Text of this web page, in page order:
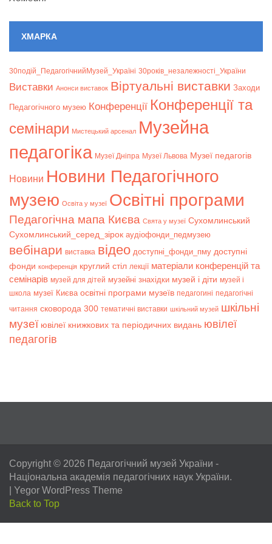
ХМАРКА
30подій_ПедагогічнийМузей_Україні 30років_незалежності_України
Bиставки Анонси виставок Віртуальні виставки Заходи
Педагогічного музею Конференції Конференції та
семінари Мистецький арсенал Музейна
педагогіка Музеї Дніпра Музеї Львова Музеї педагогів
Новини Новини Педагогічного
музею Освіта у музеї Освітні програми
Педагогічна мапа Києва Свята у музеї Сухомлинський
Сухомлинський_серед_зірок аудіофонди_педмузею
вебінари виставка відео доступні_фонди_пму доступні
фонди конференція круглий стіл лекції матеріали конференцій та
семінарів музей для дітей музейні знахідки музей і діти музей і
школа музеї Києва освітні програми музеїв педагогині педагогічні
читання сковорода 300 тематичні виставки шкільний музей шкільні
музеї ювілеї книжкових та періодичних видань ювілеї
педагогів
Copyright © 2026 Педагогічний музей України -
Національна академія педагогічних наук України.
Yegor WordPress Theme
Back to Top